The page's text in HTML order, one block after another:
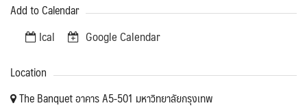
Add to Calendar
Ical Google Calendar
Location
The Banquet อาคาร A5-501 มหาวิทยาลัยกรุงเทพ